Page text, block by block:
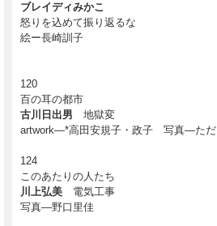
ブレイディみかこ
怒りを込めて振り返るな
絵ー長崎訓子
120
百の耳の都市
古川日出男 地獄変
artwork―*高田安規子・政子 写真―ただ
124
このあたりの人たち
川上弘美 電気工事
写真―野口里佳